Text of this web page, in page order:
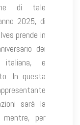
di tale
2025, di
prende in
dei
e
In questa
sarà la
mentre, per